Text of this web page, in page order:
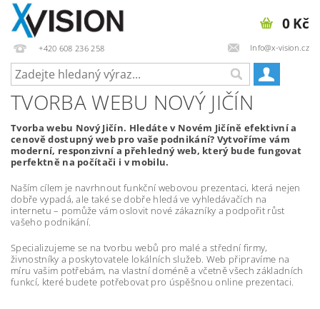
+420 608 236 258 Info@x-vision.cz
0 Kč
TVORBA WEBU NOVÝ JIČÍN
Tvorba webu Nový Jičín. Hledáte v Novém Jičíně efektivní a
cenově dostupný web pro vaše podnikání? Vytvoříme vám
moderní, responzivní a přehledný web, který bude fungovat
perfektně na počítači i v mobilu.
Naším cílem je navrhnout funkční webovou prezentaci, která nejen
dobře vypadá, ale také se dobře hledá ve vyhledávačích na
internetu – pomůže vám oslovit nové zákazníky a podpořit růst
vašeho podnikání.
Specializujeme se na tvorbu webů pro malé a střední firmy,
živnostníky a poskytovatele lokálních služeb. Web připravíme na
míru vašim potřebám, na vlastní doméně a včetně všech základních
funkcí, které budete potřebovat pro úspěšnou online prezentaci.